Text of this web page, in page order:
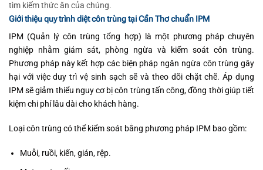
tìm kiếm thức ăn của chúng.
Giới thiệu quy trình diệt côn trùng tại Cần Thơ chuẩn IPM
IPM (Quản lý côn trùng tổng hợp) là một phương pháp chuyên
nghiệp nhằm giám sát, phòng ngừa và kiểm soát côn trùng.
Phương pháp này kết hợp các biện pháp ngăn ngừa côn trùng gây
hại với việc duy trì vệ sinh sạch sẽ và theo dõi chặt chẽ. Áp dụng
IPM sẽ giảm thiểu nguy cơ bị côn trùng tấn công, đồng thời giúp tiết
kiệm chi phí lâu dài cho khách hàng.
Loại côn trùng có thể kiểm soát bằng phương pháp IPM bao gồm:
Muỗi, ruồi, kiến, gián, rệp.